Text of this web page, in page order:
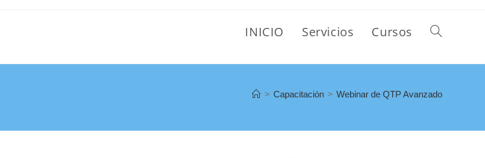
INICIO Servicios Cursos
> Capacitación > Webinar de QTP Avanzado